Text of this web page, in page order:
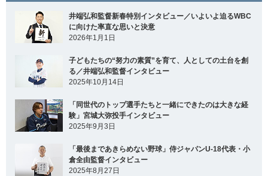
井端弘和監督新春特別インタビュー／いよいよ迫るWBC
に向けた率直な思いと決意
2026年1月1日
子どもたちの“努力の素質”を育て、人としての土台を創
る／井端弘和監督インタビュー
2025年10月14日
「同世代のトップ選手たちと一緒にできたのは大きな経
験」宮城大弥投手インタビュー
2025年9月3日
「最後まであきらめない野球」侍ジャパンU-18代表・小
倉全由監督インタビュー
2025年8月27日